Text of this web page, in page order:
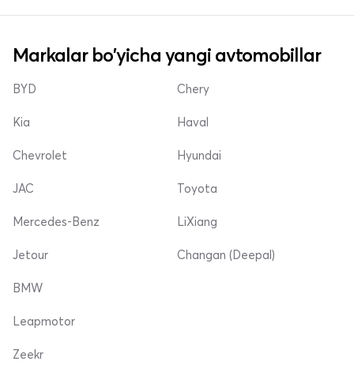
Markalar bo'yicha yangi avtomobillar
BYD
Kia
Chevrolet
Chery
Haval
Hyundai
JAC
Mercedes-Benz
Jetour
Toyota
LiXiang
Changan (Deepal)
BMW
Leapmotor
Zeekr